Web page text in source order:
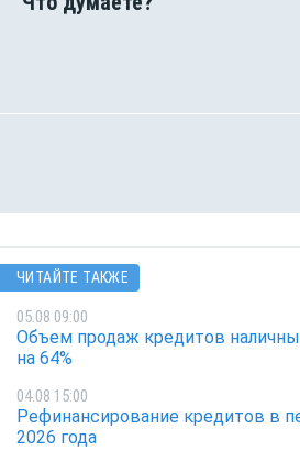
ЧИТАЙТЕ ТАКЖЕ
05.08 09:00
Объем продаж кредитов
на 64%
04.08 15:00
Рефинансирование кредитов в
2026 года